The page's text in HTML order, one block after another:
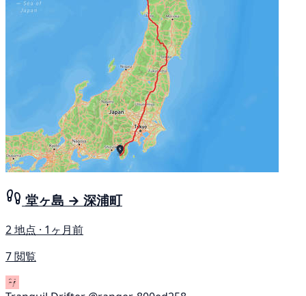
堂ヶ島 → 深浦町
2 地点 · 1ヶ月前
7 閲覧